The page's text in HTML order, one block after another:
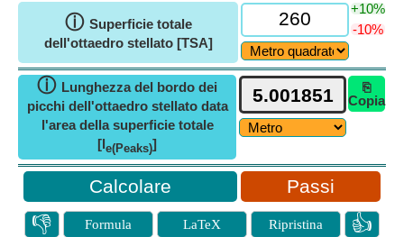
ⓘ Superficie totale
dell'ottaedro stellato [TSA]
+10%
-10%
ⓘ Lunghezza del bordo dei
picchi dell'ottaedro stellato data
l'area della superficie totale
[le(Peaks)]
⎘
Copia
Passi
👎 Formula LaTeX Ripristina 👍